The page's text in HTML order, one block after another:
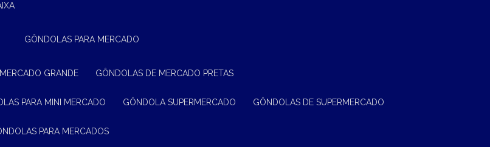
GÔNDOLAS PARA MERCADO
MERCADO GRANDE GÔNDOLAS DE MERCADO PRETAS
PARA MINI MERCADO GÔNDOLA SUPERMERCADO GÔNDOLAS DE SUPERMERCADO
PARA MERCADOS